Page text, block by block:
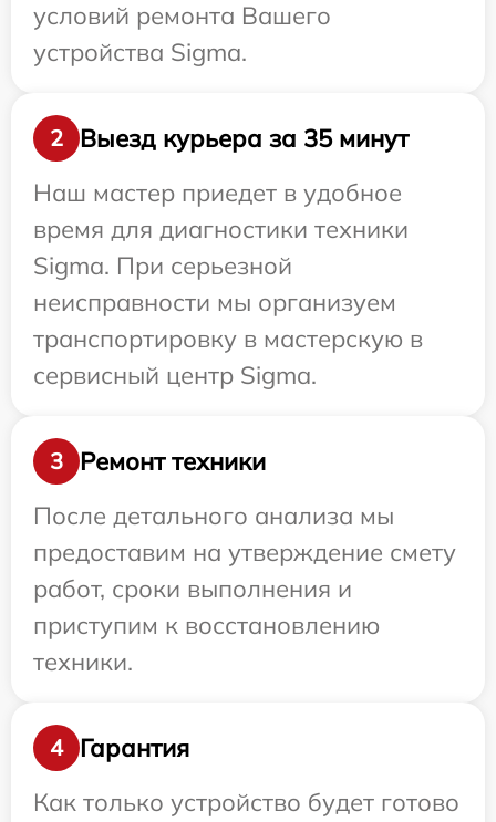
условий ремонта Вашего
устройства Sigma.
2
Выезд курьера за 35 минут
Наш мастер приедет в удобное
время для диагностики техники
Sigma. При серьезной
неисправности мы организуем
транспортировку в мастерскую в
сервисный центр Sigma.
3
Ремонт техники
После детального анализа мы
предоставим на утверждение смету
работ, сроки выполнения и
приступим к восстановлению
техники.
4
Гарантия
Как только устройство будет готово